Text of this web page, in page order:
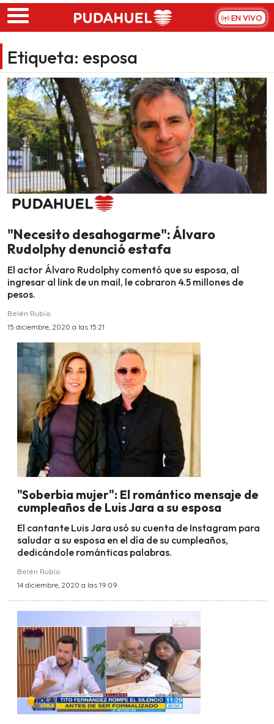
Skip to main content
EN VIVO
Etiqueta: esposa
"Necesito desahogarme": Álvaro
Rudolphy denunció estafa
El actor Álvaro Rudolphy comentó que su esposa, al
ingresar al link de un mail, le cobraron 4.5 millones de
pesos.
Belén Rubio
15 diciembre, 2020 a las 15:21
"Soberbia mujer": El romántico mensaje de
cumpleaños de Luis Jara a su esposa
El cantante Luis Jara usó su cuenta de Instagram para
saludar a su esposa en el día de su cumpleaños,
dedicándole románticas palabras.
Belén Rubio
14 diciembre, 2020 a las 19:09